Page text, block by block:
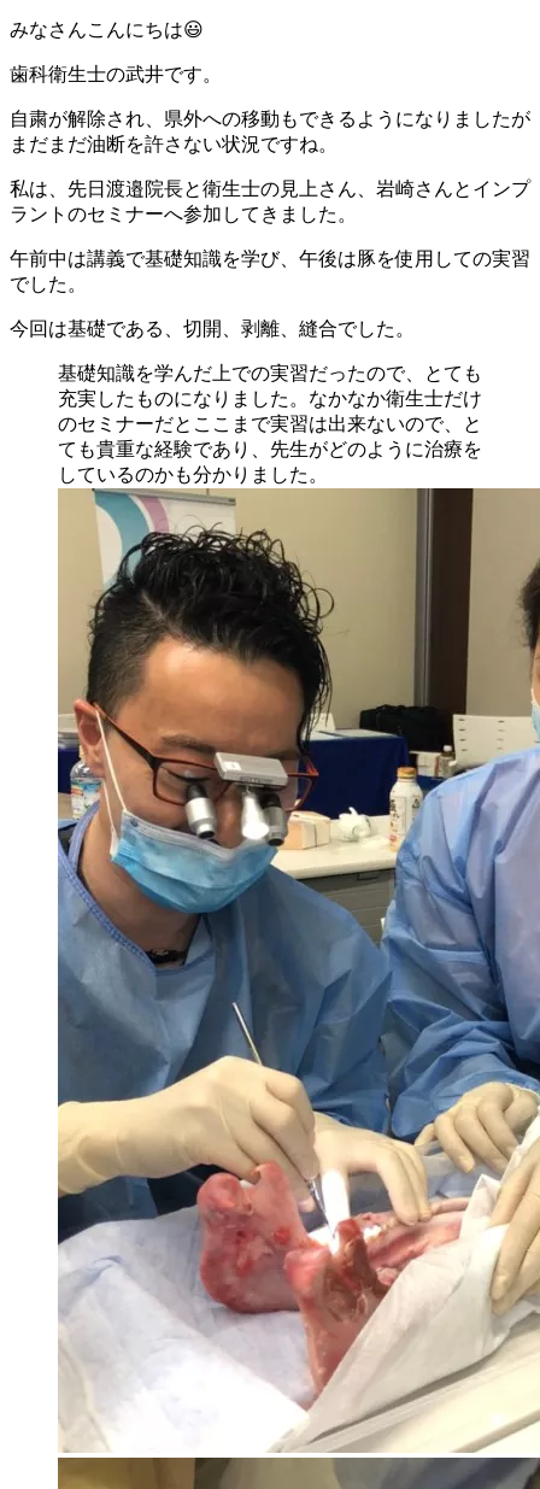
みなさんこんにちは😃
歯科衛生士の武井です。
自粛が解除され、県外への移動もできるようになりましたが
まだまだ油断を許さない状況ですね。
私は、先日渡邉院長と衛生士の見上さん、岩崎さんとインプ
ラントのセミナーへ参加してきました。
午前中は講義で基礎知識を学び、午後は豚を使用しての実習
でした。
今回は基礎である、切開、剥離、縫合でした。
基礎知識を学んだ上での実習だったので、とても
充実したものになりました。なかなか衛生士だけ
のセミナーだとここまで実習は出来ないので、と
ても貴重な経験であり、先生がどのように治療を
しているのかも分かりました。